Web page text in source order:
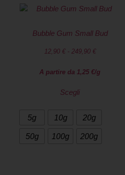
Bubble Gum Small Bud
12,90 € - 249,90 €
A partire da 1,25 €/g
Scegli
5g 10g 20g
50g 100g 200g